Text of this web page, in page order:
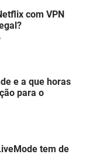
com VPN
e a que horas
para o
tem de